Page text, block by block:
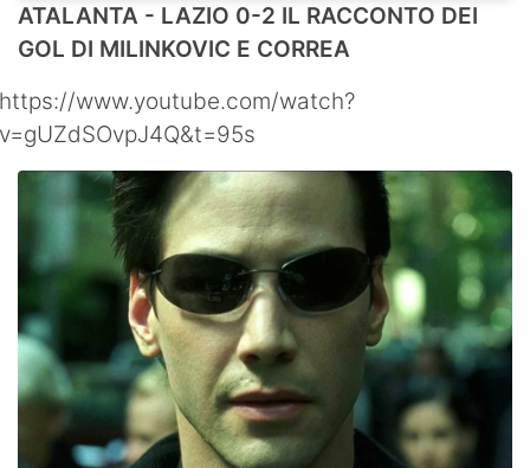
ATALANTA - LAZIO 0-2 IL RACCONTO DEI
GOL DI MILINKOVIC E CORREA
https://www.youtube.com/watch?
v=gUZdSOvpJ4Q&t=95s